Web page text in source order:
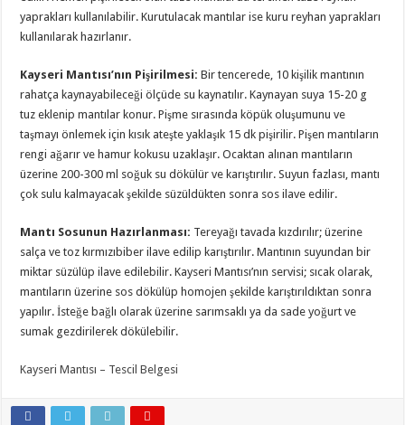
yaprakları kullanılabilir. Kurutulacak mantılar ise kuru reyhan yaprakları
kullanılarak hazırlanır.
Kayseri Mantısı’nın Pişirilmesi: Bir tencerede, 10 kişilik mantının
rahatça kaynayabileceği ölçüde su kaynatılır. Kaynayan suya 15-20 g
tuz eklenip mantılar konur. Pişme sırasında köpük oluşumunu ve
taşmayı önlemek için kısık ateşte yaklaşık 15 dk pişirilir. Pişen mantıların
rengi ağarır ve hamur kokusu uzaklaşır. Ocaktan alınan mantıların
üzerine 200-300 ml soğuk su dökülür ve karıştırılır. Suyun fazlası, mantı
çok sulu kalmayacak şekilde süzüldükten sonra sos ilave edilir.
Mantı Sosunun Hazırlanması: Tereyağı tavada kızdırılır; üzerine
salça ve toz kırmızıbiber ilave edilip karıştırılır. Mantının suyundan bir
miktar süzülüp ilave edilebilir. Kayseri Mantısı’nın servisi; sıcak olarak,
mantıların üzerine sos dökülüp homojen şekilde karıştırıldıktan sonra
yapılır. İsteğe bağlı olarak üzerine sarımsaklı ya da sade yoğurt ve
sumak gezdirilerek dökülebilir.
Kayseri Mantısı – Tescil Belgesi